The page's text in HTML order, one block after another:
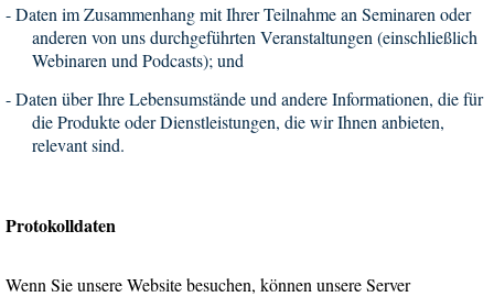
-Daten im Zusammenhang mit Ihrer Teilnahme an Seminaren oder
anderen von uns durchgeführten Veranstaltungen (einschließlich
Webinaren und Podcasts); und
-Daten über Ihre Lebensumstände und andere Informationen, die für
die Produkte oder Dienstleistungen, die wir Ihnen anbieten,
relevant sind.
Protokolldaten
Wenn Sie unsere Website besuchen, können unsere Server